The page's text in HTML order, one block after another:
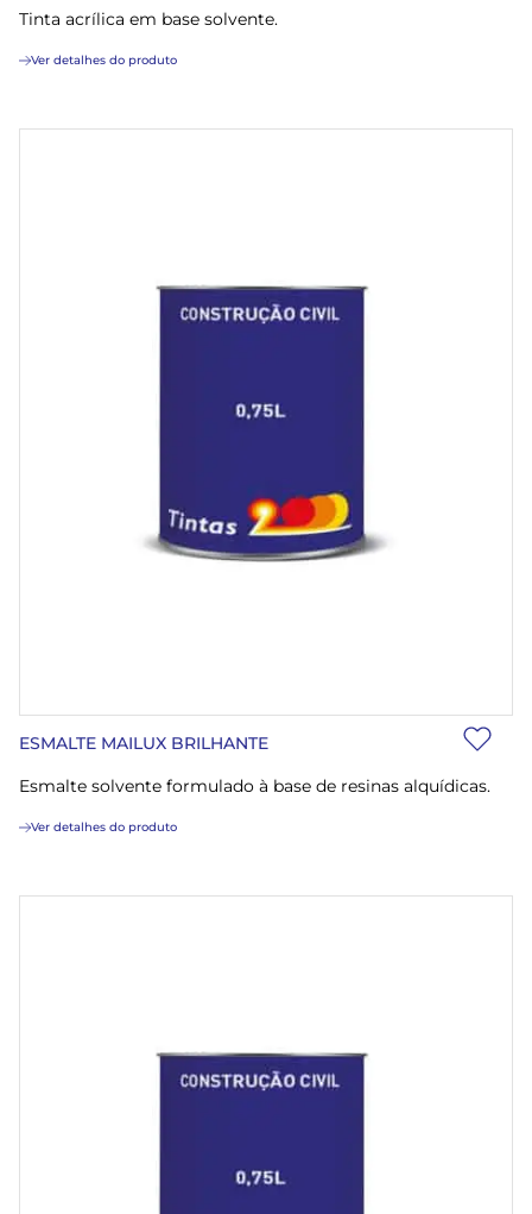
Tinta acrílica em base solvente.
Ver detalhes do produto
ESMALTE MAILUX BRILHANTE
Esmalte solvente formulado à base de resinas alquídicas.
Ver detalhes do produto